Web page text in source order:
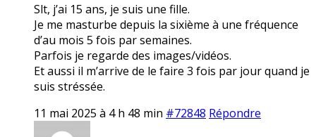
Slt, j’ai 15 ans, je suis une fille.
Je me masturbe depuis la sixième à une fréquence
d’au mois 5 fois par semaines.
Parfois je regarde des images/vidéos.
Et aussi il m’arrive de le faire 3 fois par jour quand je
suis stréssée.
11 mai 2025 à 4 h 48 min #72848 Répondre